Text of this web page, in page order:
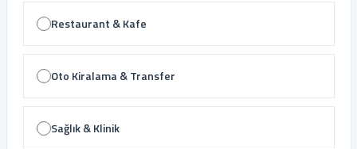
Restaurant & Kafe
Oto Kiralama & Transfer
Sağlık & Klinik